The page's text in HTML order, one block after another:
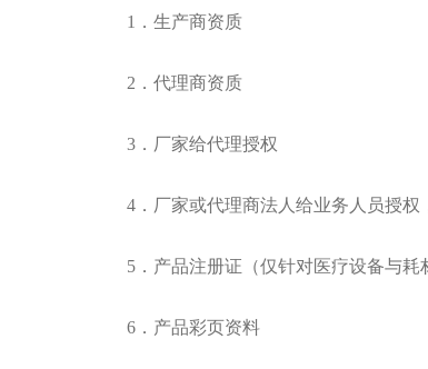
1．生产商资质
2．代理商资质
3．厂家给代理授权
4．厂家或代理商法人给业务人员授
5．产品注册证（仅针对医疗设备与耗
6．产品彩页资料